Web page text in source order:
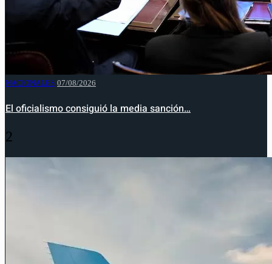
NACIONALES 07/08/2026
El oficialismo consiguió la media sanción…
2